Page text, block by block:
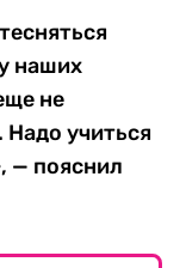
наших
не
Надо учиться
— пояснил